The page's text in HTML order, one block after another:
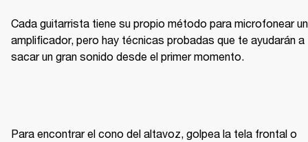
Cada guitarrista tiene su propio método para microfonear un
amplificador, pero hay técnicas probadas que te ayudarán a
sacar un gran sonido desde el primer momento.
Para encontrar el cono del altavoz, golpea la tela frontal o